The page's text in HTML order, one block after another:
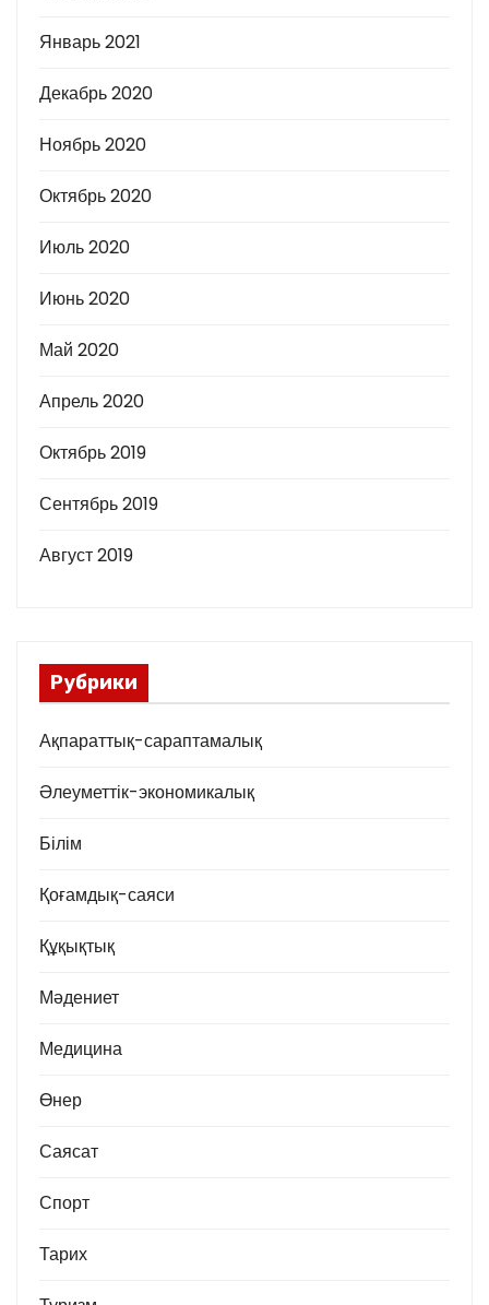
Январь 2021
Декабрь 2020
Ноябрь 2020
Октябрь 2020
Июль 2020
Июнь 2020
Май 2020
Апрель 2020
Октябрь 2019
Сентябрь 2019
Август 2019
Рубрики
Ақпараттық-сараптамалық
Әлеуметтік-экономикалық
Білім
Қоғамдық-саяси
Құқықтық
Мәдениет
Медицина
Өнер
Саясат
Спорт
Тарих